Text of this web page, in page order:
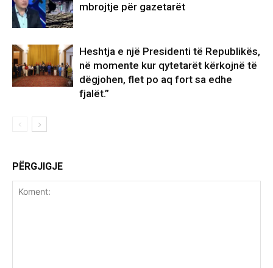
mbrojtje për gazetarët
Heshtja e një Presidenti të Republikës,
në momente kur qytetarët kërkojnë të
dëgjohen, flet po aq fort sa edhe
fjalët.”
PËRGJIGJE